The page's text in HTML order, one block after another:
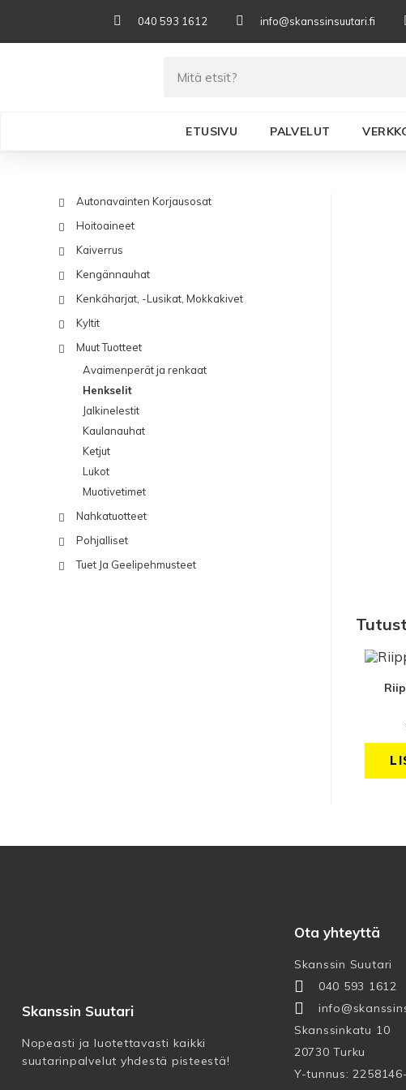
040 593 1612 info@skanssinsuutari.fi
ETUSIVU PALVELUT
Autonavainten Korjausosat
Hoitoaineet
Kaiverrus
Kengännauhat
Kenkäharjat, -lusikat, Mokkakivet
Kyltit
Muut Tuotteet
Avaimenperät ja renkaat
Henkselit
Jalkinelestit
Kaulanauhat
Ketjut
Lukot
Muotivetimet
Nahkatuotteet
Pohjalliset
Tuet Ja Geelipehmusteet
Skanssin Suutari
Nopeasti ja luotettavasti kaikki
suutarinpalvelut yhdestä pisteestä!
Ota yhteyttä
Skanssin Suutari
040 593 1612
Skanssinkatu 10
20730 Turku
Y-tunnus: